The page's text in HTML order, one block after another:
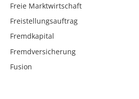
Freie Marktwirtschaft
Freistellungsauftrag
Fremdkapital
Fremdversicherung
Fusion